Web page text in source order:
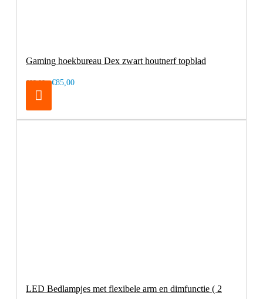
Gaming hoekbureau Dex zwart houtnerf topblad
€99,00 €85,00
LED Bedlampjes met flexibele arm en dimfunctie ( 2